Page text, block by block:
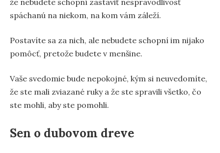
spáchanú na niekom, na kom vám záleží.
Postavíte sa za nich, ale nebudete schopní im nijako
pomôcť, pretože budete v menšine.
Vaše svedomie bude nepokojné, kým si neuvedomíte,
že ste mali zviazané ruky a že ste spravili všetko, čo
ste mohli, aby ste pomohli.
Sen o dubovom dreve